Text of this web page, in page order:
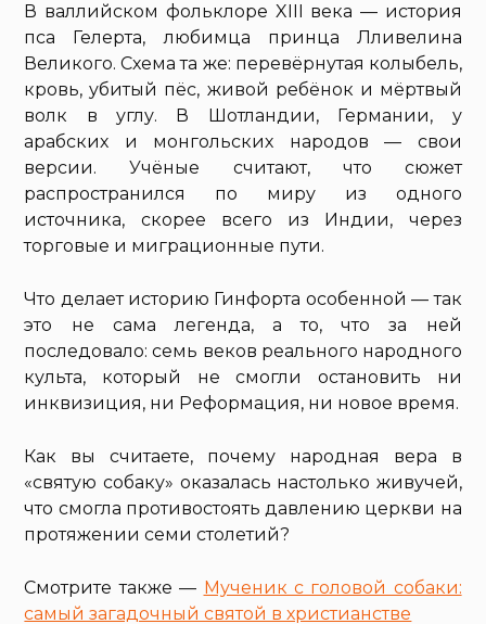
В валлийском фольклоре XIII века — история
пса Гелерта, любимца принца Лливелина
Великого. Схема та же: перевёрнутая колыбель,
кровь, убитый пёс, живой ребёнок и мёртвый
волк в углу. В Шотландии, Германии, у
арабских и монгольских народов — свои
версии. Учёные считают, что сюжет
распространился по миру из одного
источника, скорее всего из Индии, через
торговые и миграционные пути.
Что делает историю Гинфорта особенной — так
это не сама легенда, а то, что за ней
последовало: семь веков реального народного
культа, который не смогли остановить ни
инквизиция, ни Реформация, ни новое время.
Как вы считаете, почему народная вера в
«святую собаку» оказалась настолько живучей,
что смогла противостоять давлению церкви на
протяжении семи столетий?
Смотрите также — Мученик с головой собаки:
самый загадочный святой в христианстве